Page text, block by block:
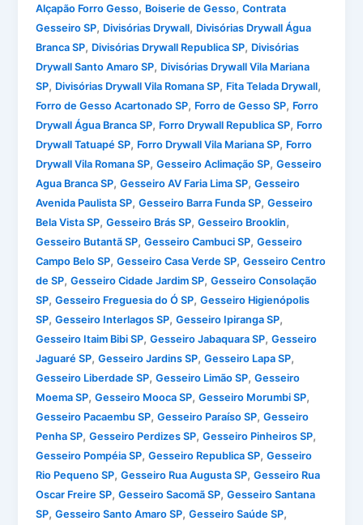
Alçapão Forro Gesso, Boiserie de Gesso,Contrata
Gesseiro SP, Divisórias Drywall, Divisórias Drywall Água
Branca SP, Divisórias Drywall Republica SP, Divisórias
Drywall Santo Amaro SP, Divisórias Drywall Vila Mariana
SP, Divisórias Drywall Vila Romana SP, Fita Telada Drywall,
Forro de Gesso Acartonado SP, Forro de Gesso SP, Forro
Drywall Água Branca SP, Forro Drywall Republica SP, Forro
Drywall Tatuapé SP, Forro Drywall Vila Mariana SP, Forro
Drywall Vila Romana SP,Gesseiro Aclimação SP,Gesseiro
Agua Branca SP,Gesseiro AV Faria Lima SP,Gesseiro
Avenida Paulista SP,Gesseiro Barra Funda SP,Gesseiro
Bela Vista SP,Gesseiro Brás SP,Gesseiro Brooklin,
Gesseiro Butantã SP,Gesseiro Cambuci SP,Gesseiro
Campo Belo SP,Gesseiro Casa Verde SP,Gesseiro Centro
de SP,Gesseiro Cidade Jardim SP,Gesseiro Consolação
SP,Gesseiro Freguesia do Ó SP,Gesseiro Higienópolis
SP,Gesseiro Interlagos SP,Gesseiro Ipiranga SP,
Gesseiro Itaim Bibi SP,Gesseiro Jabaquara SP,Gesseiro
Jaguaré SP,Gesseiro Jardins SP,Gesseiro Lapa SP,
Gesseiro Liberdade SP,Gesseiro Limão SP,Gesseiro
Moema SP,Gesseiro Mooca SP,Gesseiro Morumbi SP,
Gesseiro Pacaembu SP,Gesseiro Paraíso SP,Gesseiro
Penha SP,Gesseiro Perdizes SP,Gesseiro Pinheiros SP,
Gesseiro Pompéia SP,Gesseiro Republica SP,Gesseiro
Rio Pequeno SP,Gesseiro Rua Augusta SP,Gesseiro Rua
Oscar Freire SP,Gesseiro Sacomã SP,Gesseiro Santana
SP,Gesseiro Santo Amaro SP,Gesseiro Saúde SP,